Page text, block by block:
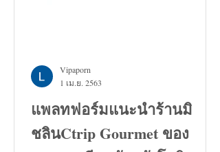
แพลทฟอร์มแนะนำร้านมิ
ชลินCtrip Gourmet ของ
Vipaporn
1 เม.ย. 2563